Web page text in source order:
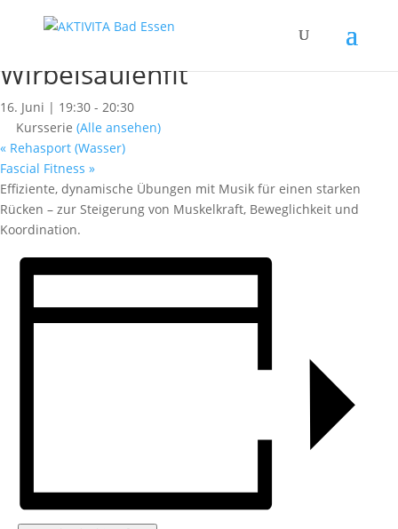
« Alle Kurse
Wirbelsäulenfit
16. Juni | 19:30 - 20:30
Kursserie (Alle ansehen)
« Rehasport (Wasser)
Fascial Fitness »
Effiziente, dynamische Übungen mit Musik für einen starken
Rücken – zur Steigerung von Muskelkraft, Beweglichkeit und
Koordination.